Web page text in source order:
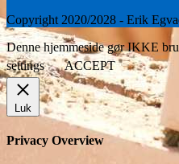
Copyright 2020/2028 - Erik
Denne hjemmeside gør IKKE
settings
ACCEPT
Luk
Privacy Overview